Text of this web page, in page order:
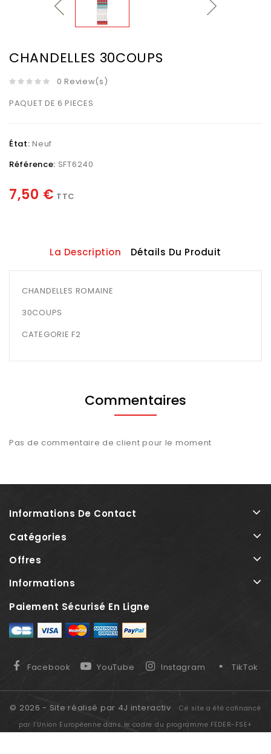
CHANDELLES 30COUPS
0 Review(s)
PAQUET DE 6 PIECES
État: Neuf
Référence: SFT6240
7,50 € TTC
La Description Détails Du Produit
CHANDELLES ROMAINE
30COUPS
CATEGORIE F2
Commentaires
Pas de commentaire de client pour le moment
Informations De Contact
Catégories
Offres
Informations
Paiement Sécurisé En Ligne
Facebook YouTube Instagram TikTok
© 2026 - Site réalisé par 4J interactiv
Ce site a été cofinancé
par l’Union Européenne dans le cadre du programme FEDER-FSE+